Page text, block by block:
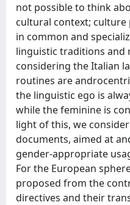
not possible to think
cultural context; culture
in common and
linguistic traditions and
considering the Italian
routines are
the linguistic ego is
while the feminine is
light of this, we
documents, aimed at
gender-appropriate
For the European
proposed from the
directives and their